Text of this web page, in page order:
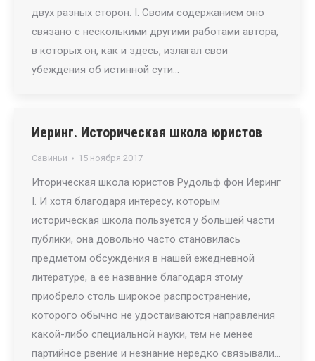
двух разных сторон. I. Своим содержанием оно
связано с несколькими другими работами автора,
в которых он, как и здесь, излагал свои
убеждения об истинной сути…
Иеринг. Историческая школа юристов
Савиньи 15 ноября 2017
Иторическая школа юристов Рудольф фон Иеринг
I. И хотя благодаря интересу, которым
историческая школа пользуется у большей части
публики, она довольно часто становилась
предметом обсуждения в нашей ежедневной
литературе, а ее название благодаря этому
приобрело столь широкое распространение,
которого обычно не удостаиваются направления
какой-либо специальной науки, тем не менее
партийное рвение и незнание нередко связывали…